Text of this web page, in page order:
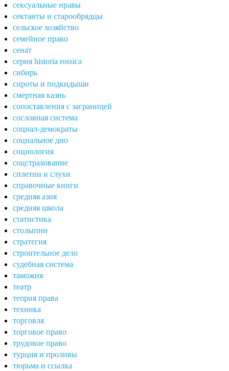
сексуальные нравы
сектанты и старообрядцы
сельское хозяйство
семейное право
сенат
серия historia rossica
сибирь
сироты и подкидыши
смертная казнь
сопоставления с заграницей
сословная система
социал-демократы
социальное дно
социология
соцстрахование
сплетни и слухи
справочные книги
средняя азия
средняя школа
статистика
столыпин
стратегия
строительное дело
судебная система
таможня
театр
теория права
техника
торговля
торговое право
трудовое право
турция и проливы
тюрьма и ссылка